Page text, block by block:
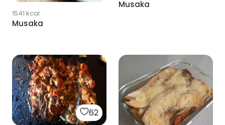
1541 kcal
Musaka
Musaka
62